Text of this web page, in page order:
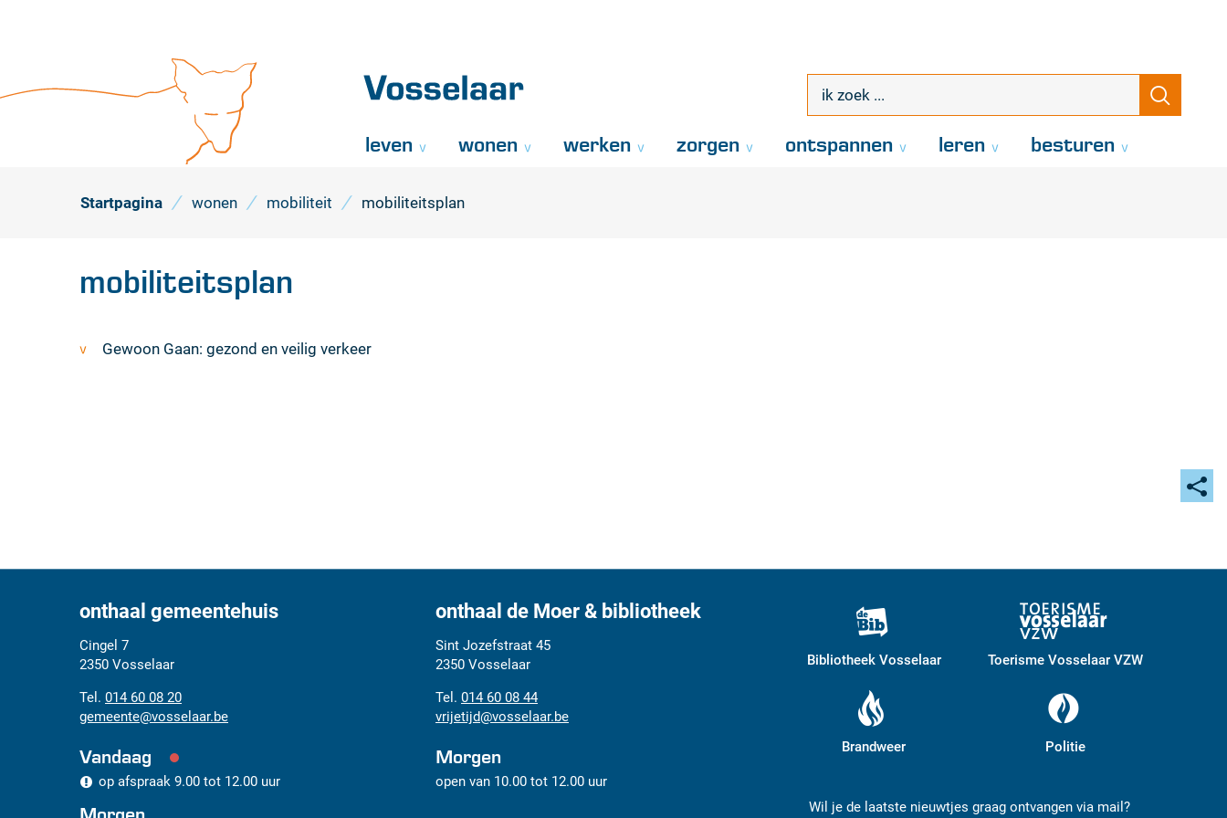
Vosselaar
zoek
leven wonen werken zorgen ontspannen leren besturen
Startpagina wonen mobiliteit mobiliteitsplan
mobiliteitsplan
Thema's
Gewoon Gaan: gezond en veilig verkeer
onthaal gemeentehuis
Adres
Cingel 7
2350 Vosselaar
Tel.
014 60 08 20
E-
mail
gemeente@vosselaar.be
Vandaag
op afspraak 9.00 tot 12.00 uur
onthaal de Moer & bibliotheek
Adres
Sint Jozefstraat 45
2350 Vosselaar
Tel.
014 60 08 44
E-
mail
vrijetijd@vosselaar.be
Morgen
open van 10.00 tot 12.00 uur
Bibliotheek Vosselaar Toerisme Vosselaar VZW
Brandweer Politie
Wil je de laatste nieuwtjes graag ontvangen via mail?